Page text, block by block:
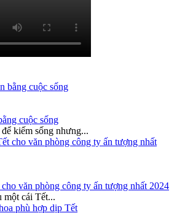
cuộc sống
kiếm sống nhưng...
văn phòng công ty ấn tượng nhất 2024
một cái Tết...